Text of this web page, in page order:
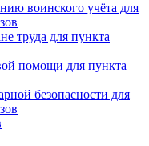
воинского учёта для
труда для пункта
помощи для пункта
безопасности для